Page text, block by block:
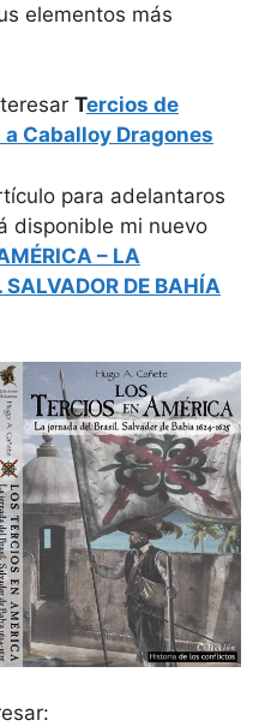
elementos más
Tercios de
Caballoy Dragones
para adelantaros
disponible mi nuevo
– LA
DE BAHÍA